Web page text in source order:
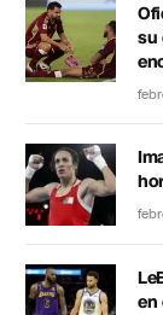
su
en